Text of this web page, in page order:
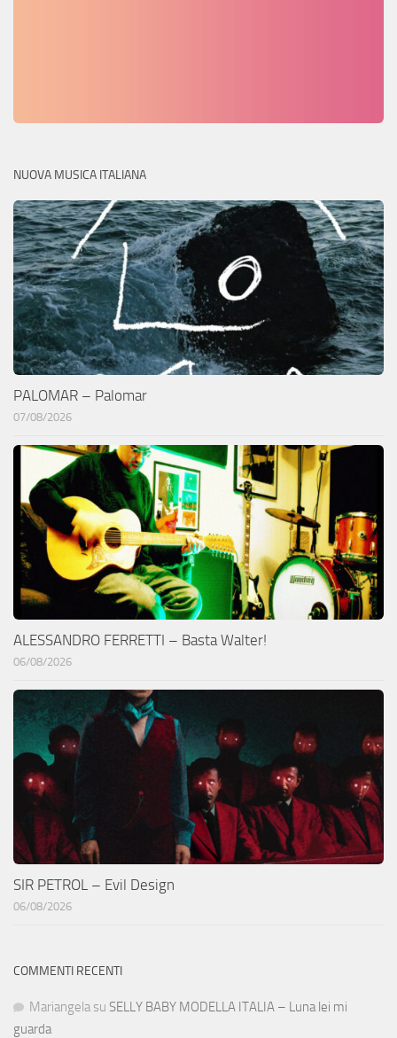
NUOVA MUSICA ITALIANA
PALOMAR – Palomar
07/08/2026
ALESSANDRO FERRETTI – Basta Walter!
06/08/2026
SIR PETROL – Evil Design
06/08/2026
COMMENTI RECENTI
Mariangela su SELLY BABY MODELLA ITALIA – Luna lei mi
guarda